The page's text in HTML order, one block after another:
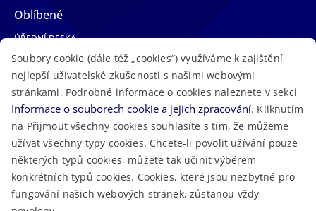
Oblíbené
ÚŘEDNÍ DESKA
TELEFONNÍ SEZNAM
LÉKAŘSKÁ POHOTOVOST
VOLNÁ MÍSTA
AKTUALITY
2023 © Královéhradecký kraj • Vytvořeno vMacron Software
Soubory cookie (dále též „cookies“) využíváme k zajištění
nejlepší uživatelské zkušenosti s našimi webovými
stránkami. Podrobné informace o cookies naleznete v sekci
Informace o souborech cookie a jejich zpracování. Kliknutím
na Přijmout všechny cookies souhlasíte s tím, že můžeme
užívat všechny typy cookies. Chcete-li povolit užívání pouze
některých typů cookies, můžete tak učinit výběrem
konkrétních typů cookies. Cookies, které jsou nezbytné pro
fungování našich webových stránek, zůstanou vždy